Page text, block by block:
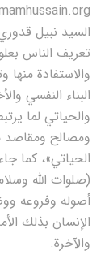
السيد نبيل
تعريف الناس
والاستفادة
البناء النفسي
والحياتي لما
ومصالح ومقاصد
الحياتي»، كما
(صلوات الله
أصوله وفروعه
الإنسان بذلك
والآخرة.